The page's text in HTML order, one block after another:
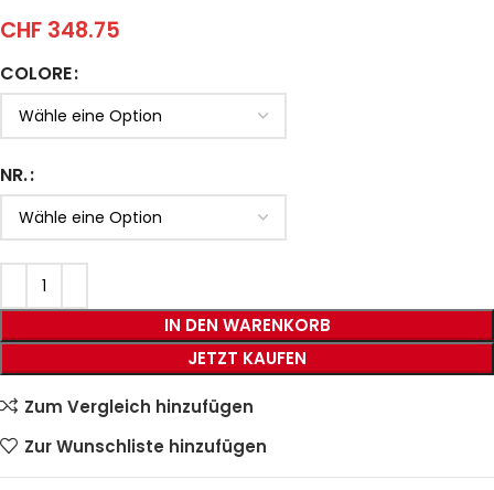
CHF 348.75
COLORE
NR.
IN DEN WARENKORB
JETZT KAUFEN
Zum Vergleich hinzufügen
Zur Wunschliste hinzufügen